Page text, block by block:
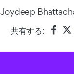
Joydeep
共有する: